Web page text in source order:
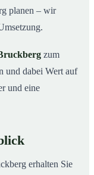
planen – wir
zum
und dabei Wert auf
und eine
erhalten Sie